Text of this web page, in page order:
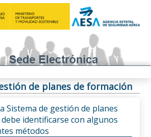
de planes de formación
Sistema de gestión de planes
identificarse con algunos
métodos